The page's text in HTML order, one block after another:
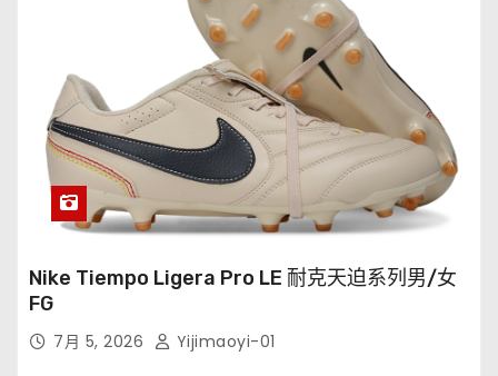
Nike Tiempo Ligera Pro LE 耐克天迫系列男/女
FG
7月 5, 2026 Yijimaoyi-01